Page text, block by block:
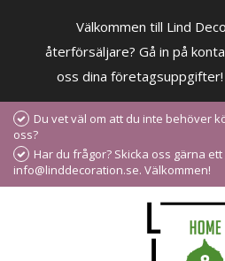
Välkommen till Lind
återförsäljare? Gå in på
oss dina
Du vet väl om att du inte behöver
oss?
Har du frågor? Skicka oss gärna ett
info@linddecoration.se. Välkommen!